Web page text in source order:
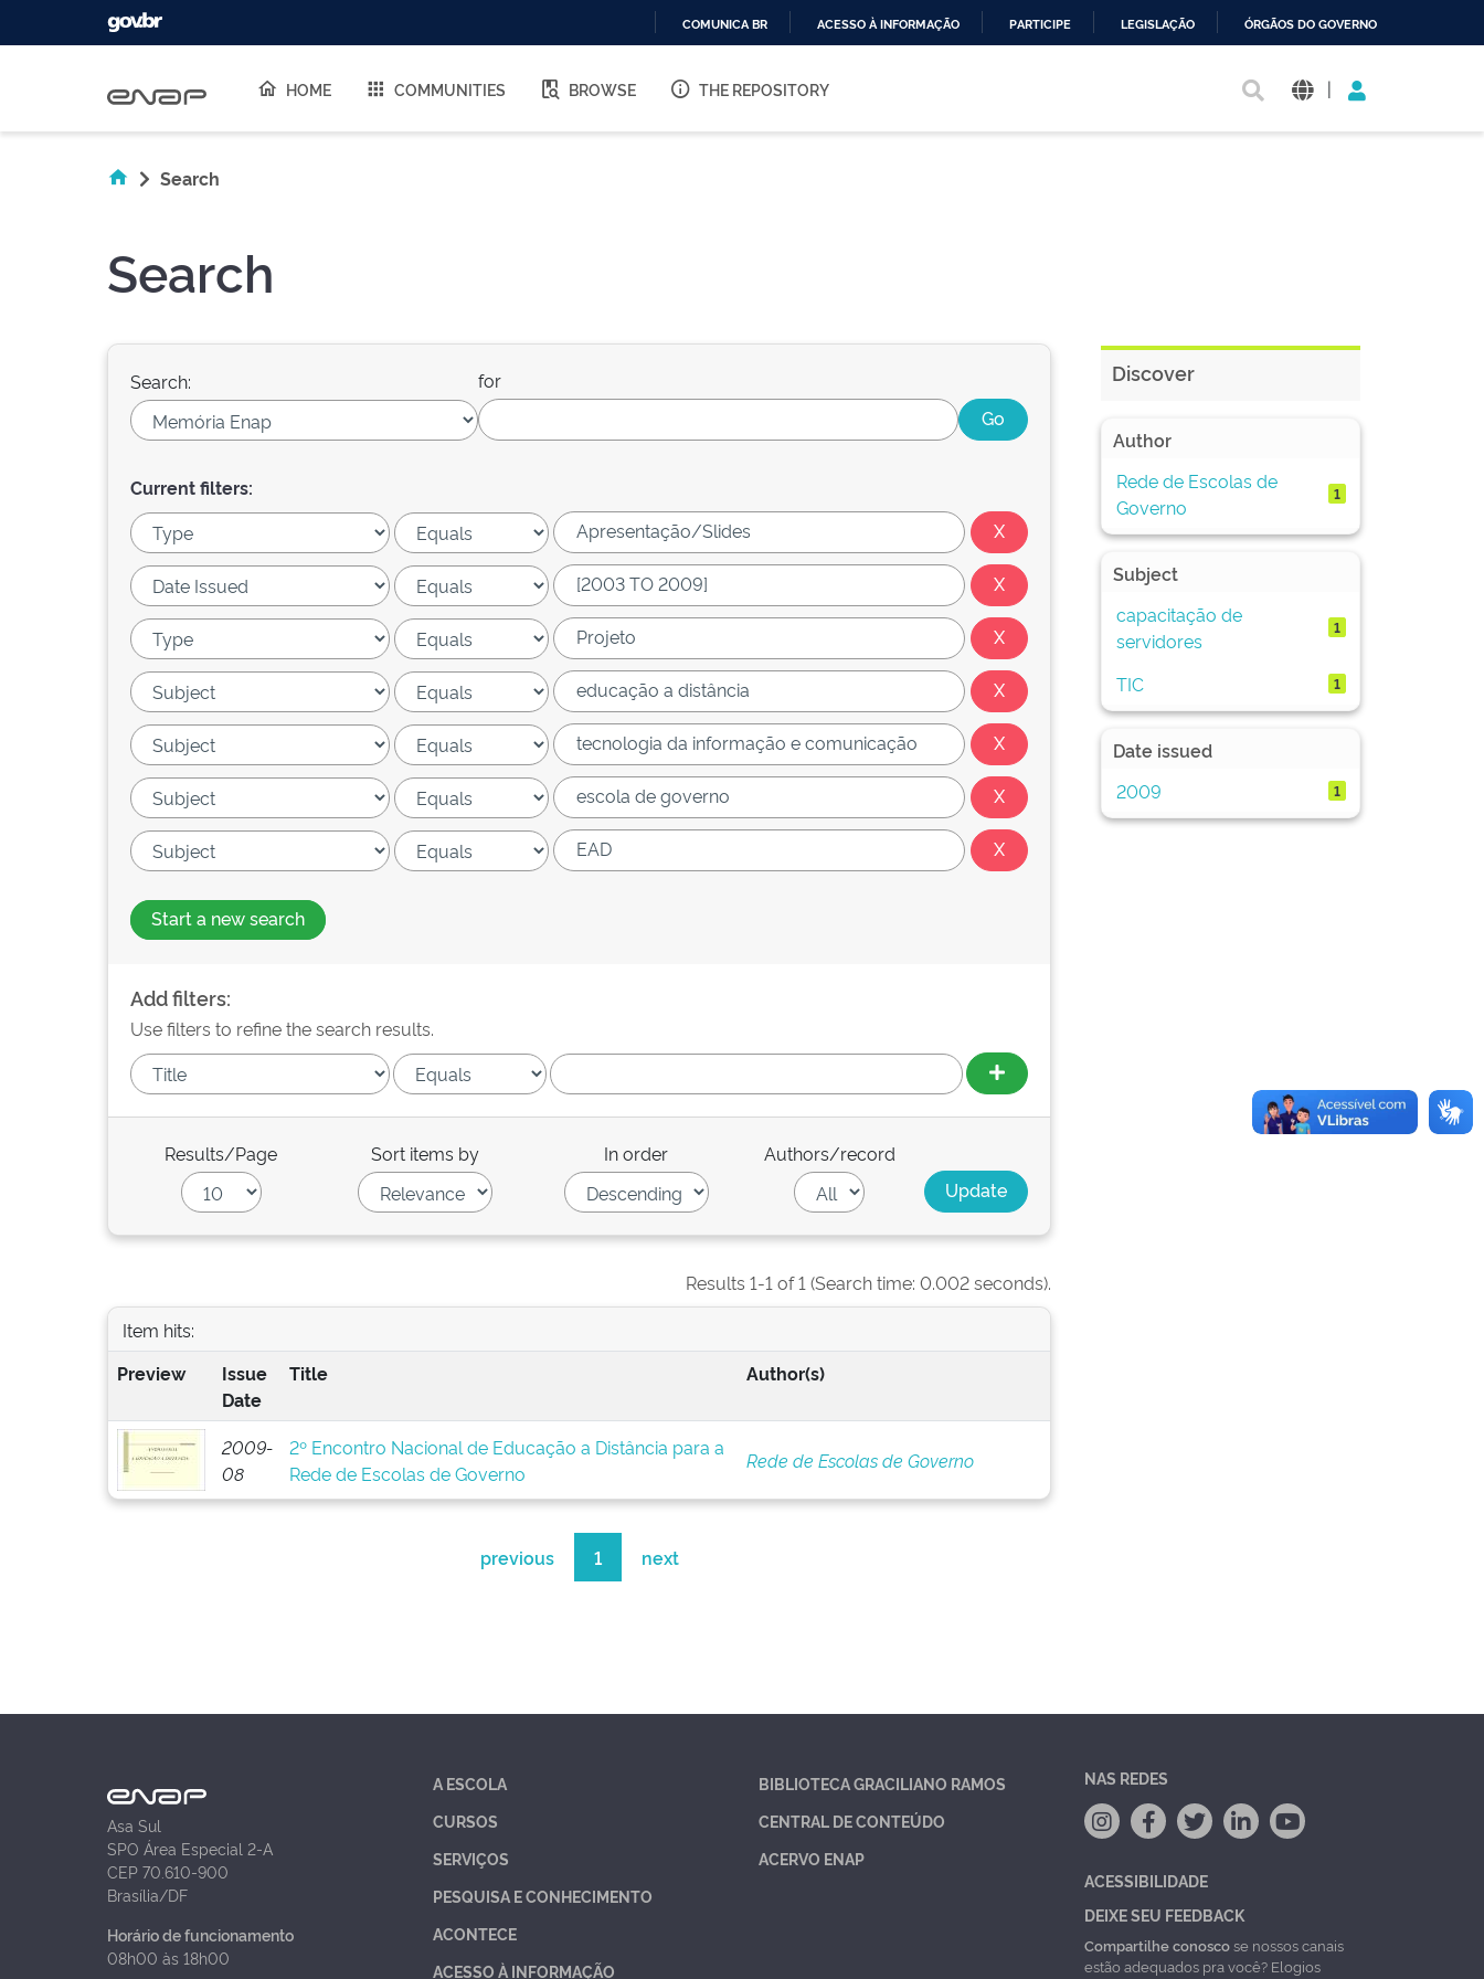
O
COMUNICA BR ACESSO À INFORMAÇÃO PARTICIPE LEGISLAÇÃO ÓRGÃOS DO GOVERNO
HOME COMMUNITIES BROWSE THE REPOSITORY |
Search
Search
Search: for
Current filters:
Start a new search
Add filters:
Use filters to refine the search results.
Results/Page Sort items by In order Authors/record
Results 1-1 of 1 (Search time: 0.002 seconds).
Item hits:
Preview
Issue
Date
Title Author(s)
2009-
08
2º Encontro Nacional de Educação a Distância para a
Rede de Escolas de Governo
Rede de Escolas de Governo
previous 1 next
Discover
Author
Rede de Escolas de
Governo
1
Subject
capacitação de
servidores
1
TIC 1
Date issued
2009
1
Asa Sul
SPO Área Especial 2-A
CEP 70.610-900
Brasília/DF
Horário de funcionamento
08h00 às 18h00
A ESCOLA
CURSOS
SERVIÇOS
PESQUISA E CONHECIMENTO
ACONTECE
ACESSO À INFORMAÇÃO
BIBLIOTECA GRACILIANO RAMOS
CENTRAL DE CONTEÚDO
ACERVO ENAP
NAS REDES
ACESSIBILIDADE
DEIXE SEU FEEDBACK
Compartilhe conoscose nossos canais
estão adequados pra você? Elogios